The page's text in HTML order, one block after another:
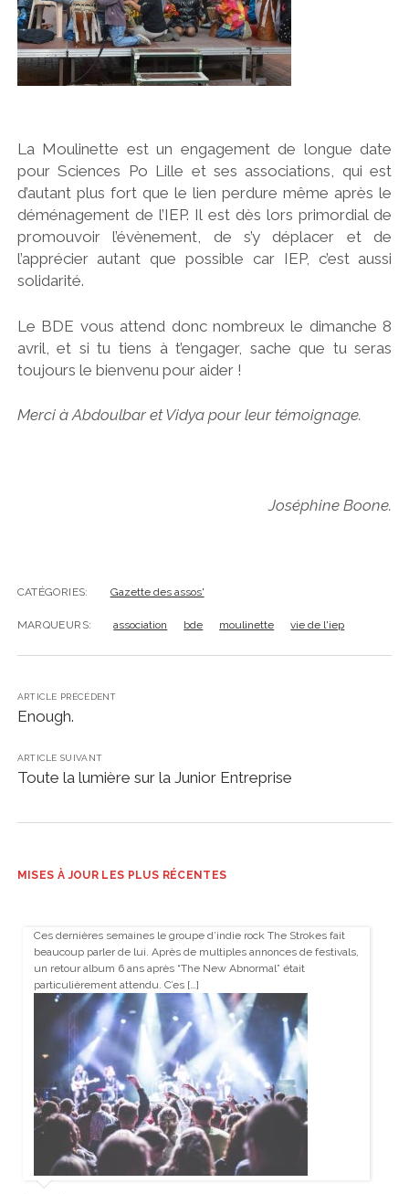
La Moulinette est un engagement de longue date
pour Sciences Po Lille et ses associations, qui est
d’autant plus fort que le lien perdure même après le
déménagement de l’IEP. Il est dès lors primordial de
promouvoir l’évènement, de s’y déplacer et de
l’apprécier autant que possible car IEP, c’est aussi
solidarité.
Le BDE vous attend donc nombreux le dimanche 8
avril, et si tu tiens à t’engager, sache que tu seras
toujours le bienvenu pour aider !
Merci à Abdoulbar et Vidya pour leur témoignage.
Joséphine Boone.
CATÉGORIES: Gazette des assos'
MARQUEURS: association bde moulinette vie de l'iep
ARTICLE PRÉCÉDENT
Enough.
ARTICLE SUIVANT
Toute la lumière sur la Junior Entreprise
MISES À JOUR LES PLUS RÉCENTES
Ces dernières semaines le groupe d’indie rock The Strokes fait
beaucoup parler de lui. Après de multiples annonces de festivals,
un retour album 6 ans après “The New Abnormal” était
particulièrement attendu. C’es […]